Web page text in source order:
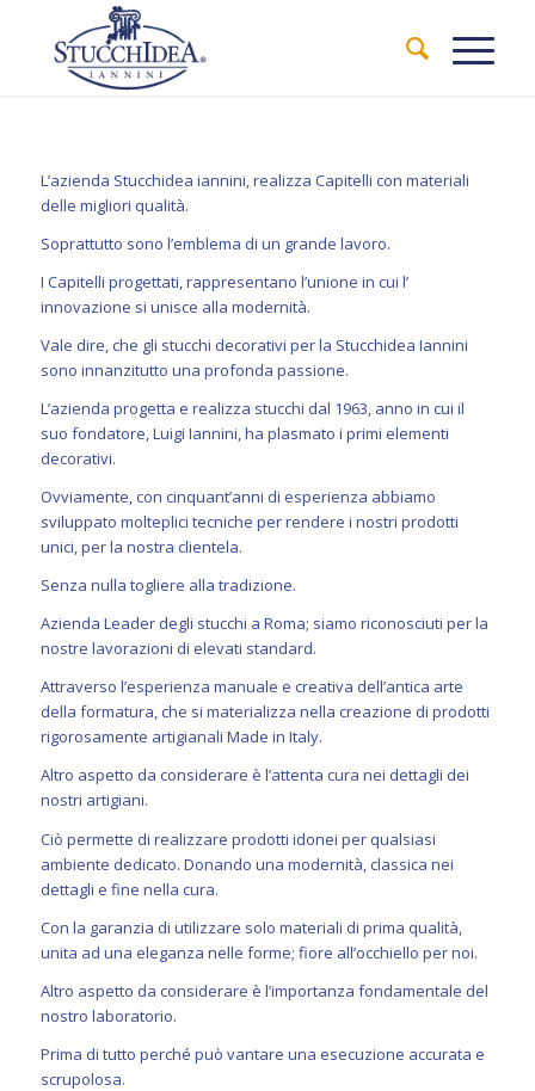
L’azienda Stucchidea iannini, realizza Capitelli con materiali
delle migliori qualità.
Soprattutto sono l’emblema di un grande lavoro.
I Capitelli progettati, rappresentano l’unione in cui l’
innovazione si unisce alla modernità.
Vale dire, che gli stucchi decorativi per la Stucchidea Iannini
sono innanzitutto una profonda passione.
L’azienda progetta e realizza stucchi dal 1963, anno in cui il
suo fondatore, Luigi Iannini, ha plasmato i primi elementi
decorativi.
Ovviamente, con cinquant’anni di esperienza abbiamo
sviluppato molteplici tecniche per rendere i nostri prodotti
unici, per la nostra clientela.
Senza nulla togliere alla tradizione.
Azienda Leader degli stucchi a Roma; siamo riconosciuti per la
nostre lavorazioni di elevati standard.
Attraverso l’esperienza manuale e creativa dell’antica arte
della formatura, che si materializza nella creazione di prodotti
rigorosamente artigianali Made in Italy.
Altro aspetto da considerare è l’attenta cura nei dettagli dei
nostri artigiani.
Ciò permette di realizzare prodotti idonei per qualsiasi
ambiente dedicato. Donando una modernità, classica nei
dettagli e fine nella cura.
Con la garanzia di utilizzare solo materiali di prima qualità,
unita ad una eleganza nelle forme; fiore all’occhiello per noi.
Altro aspetto da considerare è l’importanza fondamentale del
nostro laboratorio.
Prima di tutto perché può vantare una esecuzione accurata e
scrupolosa.